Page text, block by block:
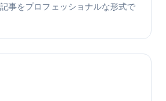
事をプロフェッショナルな形式で